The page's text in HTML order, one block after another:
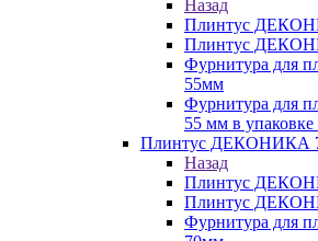
Назад
Плинтус
Плинтус
Фурнитура для
55мм
Фурнитура для
55 мм в
Плинтус ДЕКОНИКА
Назад
Плинтус
Плинтус
Фурнитура для